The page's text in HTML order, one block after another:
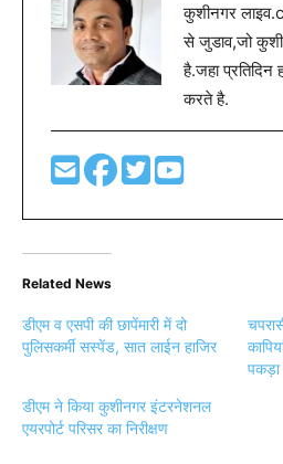
कुशीनगर
से जुडाव,जो
है.जहा प्रतिदिन
करते है.
Related News
डीएम व एसपी की छापेंमारी में दो
पुलिसकर्मी सस्पेंड, सात लाईन हाजिर
पकड़ा
डीएम ने किया कुशीनगर इंटरनेशनल
एयरपोर्ट परिसर का निरीक्षण